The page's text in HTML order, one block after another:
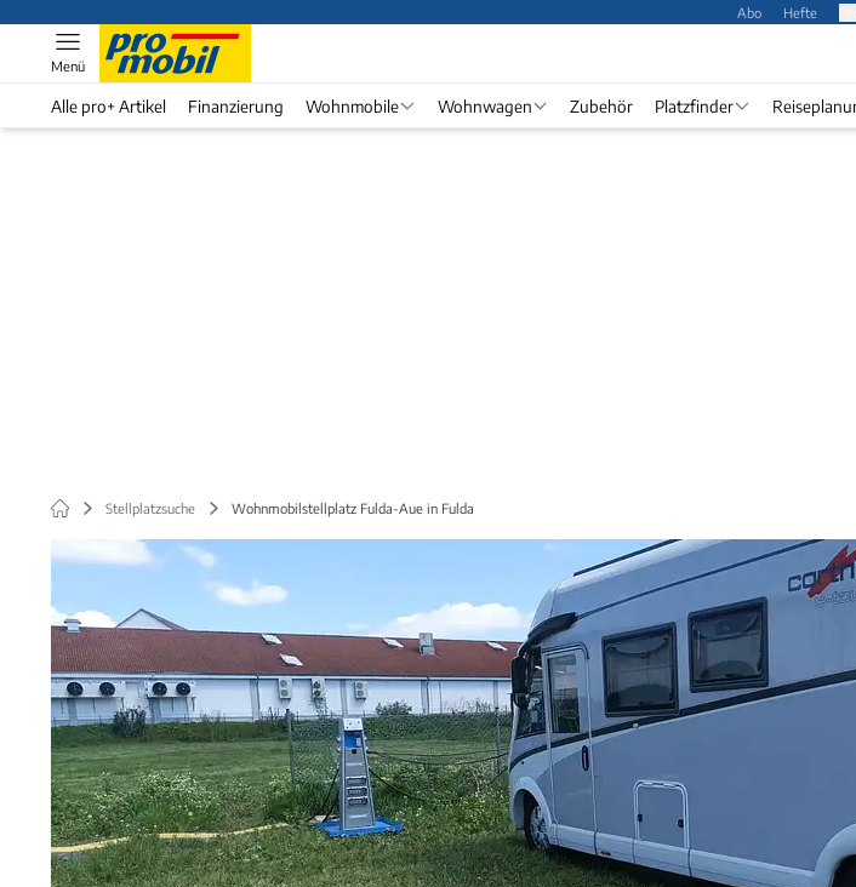
Abo Hefte
Menü
Alle pro+ Artikel Finanzierung Wohnmobile Wohnwagen Zubehör Platzfinder
Stellplatzsuche Wohnmobilstellplatz Fulda-Aue in Fulda